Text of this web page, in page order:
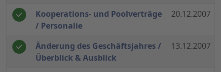
Kooperations- und Poolverträge
/ Personalie
20.12.2007
Änderung des Geschäftsjahres /
Überblick & Ausblick
13.12.2007